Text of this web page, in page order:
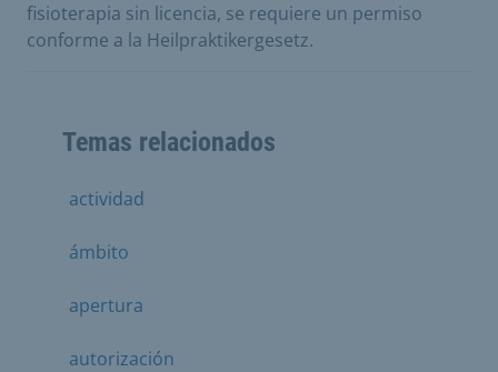
fisioterapia sin licencia, se requiere un permiso
conforme a la Heilpraktikergesetz.
Temas relacionados
actividad
ámbito
apertura
autorización